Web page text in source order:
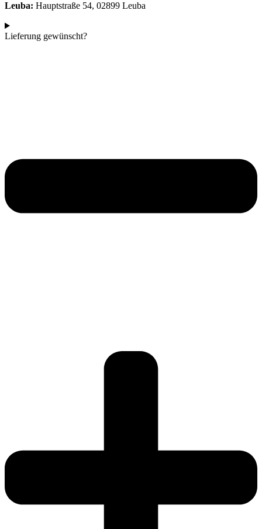
Leuba: Hauptstraße 54, 02899 Leuba
Lieferung gewünscht?